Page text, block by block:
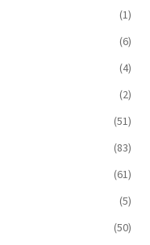
(1)
(6)
(4)
(2)
(51)
(83)
(61)
(5)
(50)